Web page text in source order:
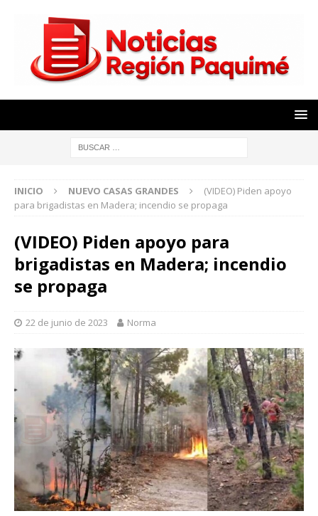
INICIO NUEVO CASAS GRANDES
(VIDEO) Piden apoyo
para brigadistas en Madera; incendio se propaga
(VIDEO) Piden apoyo para
brigadistas en Madera; incendio
se propaga
22 de junio de 2023 Norma